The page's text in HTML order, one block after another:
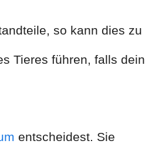
so kann dies zu
Tieres führen, falls dein
entscheidest. Sie